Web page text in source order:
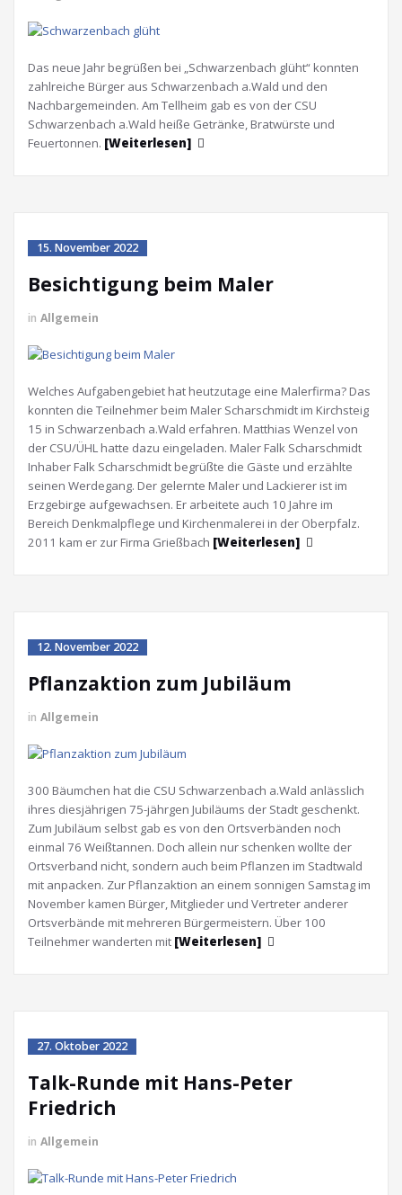
Das neue Jahr begrüßen bei „Schwarzenbach glüht“ konnten
zahlreiche Bürger aus Schwarzenbach a.Wald und den
Nachbargemeinden. Am Tellheim gab es von der CSU
Schwarzenbach a.Wald heiße Getränke, Bratwürste und
Feuertonnen. [Weiterlesen]
15. November 2022
Besichtigung beim Maler
in Allgemein
Welches Aufgabengebiet hat heutzutage eine Malerfirma? Das
konnten die Teilnehmer beim Maler Scharschmidt im Kirchsteig
15 in Schwarzenbach a.Wald erfahren. Matthias Wenzel von
der CSU/ÜHL hatte dazu eingeladen. Maler Falk Scharschmidt
Inhaber Falk Scharschmidt begrüßte die Gäste und erzählte
seinen Werdegang. Der gelernte Maler und Lackierer ist im
Erzgebirge aufgewachsen. Er arbeitete auch 10 Jahre im
Bereich Denkmalpflege und Kirchenmalerei in der Oberpfalz.
2011 kam er zur Firma Grießbach [Weiterlesen]
12. November 2022
Pflanzaktion zum Jubiläum
in Allgemein
300 Bäumchen hat die CSU Schwarzenbach a.Wald anlässlich
ihres diesjährigen 75-jährgen Jubiläums der Stadt geschenkt.
Zum Jubiläum selbst gab es von den Ortsverbänden noch
einmal 76 Weißtannen. Doch allein nur schenken wollte der
Ortsverband nicht, sondern auch beim Pflanzen im Stadtwald
mit anpacken. Zur Pflanzaktion an einem sonnigen Samstag im
November kamen Bürger, Mitglieder und Vertreter anderer
Ortsverbände mit mehreren Bürgermeistern. Über 100
Teilnehmer wanderten mit [Weiterlesen]
27. Oktober 2022
Talk-Runde mit Hans-Peter
Friedrich
in Allgemein